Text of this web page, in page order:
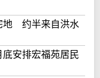
地 约半来自洪水
安排宏福苑居民